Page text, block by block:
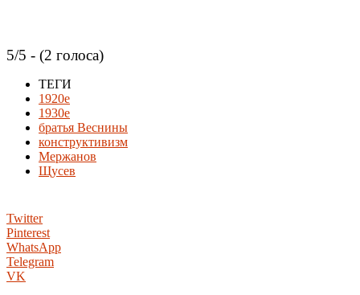
5/5 - (2 голоса)
ТЕГИ
1920e
1930е
братья Веснины
конструктивизм
Мержанов
Щусев
Twitter
Pinterest
WhatsApp
Telegram
VK